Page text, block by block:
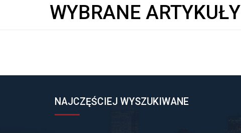
WYBRANE ARTYKUŁY
NAJCZĘŚCIEJ WYSZUKIWANE